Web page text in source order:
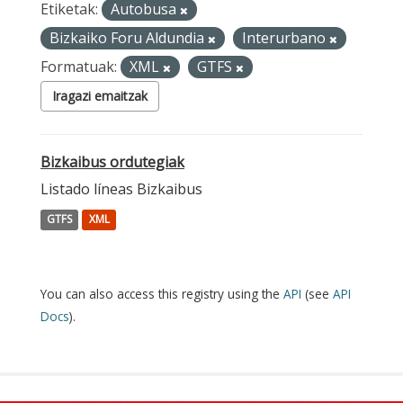
Etiketak:
Autobusa
Bizkaiko Foru Aldundia
Interurbano
Formatuak:
XML GTFS
Iragazi emaitzak
Bizkaibus ordutegiak
Listado líneas Bizkaibus
GTFS XML
You can also access this registry using the API (see API
Docs).